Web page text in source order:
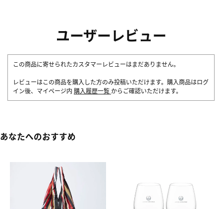
ユーザーレビュー
この商品に寄せられたカスタマーレビューはまだありません。
レビューはこの商品を購入した方のみ投稿いただけます。購入商品はログ
イン後、マイページ内 購入履歴一覧 からご確認いただけます。
あなたへのおすすめ